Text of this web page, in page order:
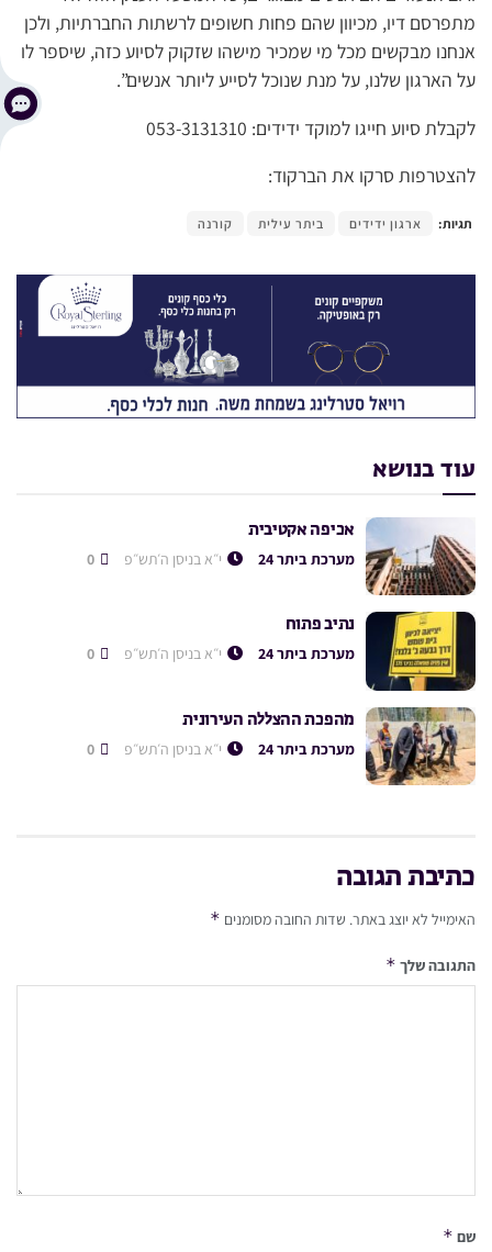
מתפרסם דיו, מכיוון שהם פחות חשופים לרשתות החברתיות, ולכן
אנחנו מבקשים מכל מי שמכיר מישהו שזקוק לסיוע כזה, שיספר לו
על הארגון שלנו, על מנת שנוכל לסייע ליותר אנשים”.
לקבלת סיוע חייגו למוקד ידידים: 053-3131310
להצטרפות סרקו את הברקוד:
תגיות: ארגון ידידים ביתר עילית קורנה
עוד בנושא
אכיפה אקטיבית
מערכת ביתר 24 י״א בניסן ה׳תש״פ
נתיב פתוח
מערכת ביתר 24 י״א בניסן ה׳תש״פ
מהפכת ההצללה העירונית
מערכת ביתר 24 י״א בניסן ה׳תש״פ
כתיבת תגובה
האימייל לא יוצג באתר. שדות החובה מסומנים *
התגובה שלך *
שם *